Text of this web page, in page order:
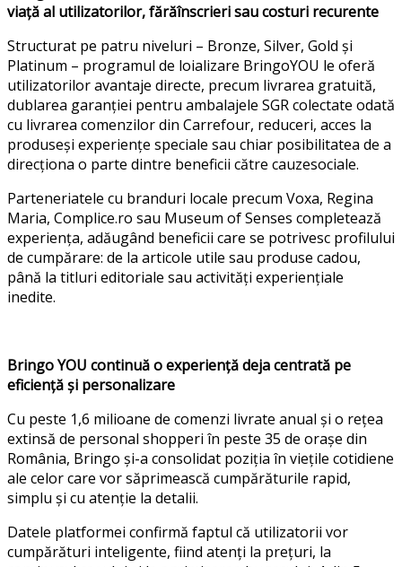
viațăal utilizatorilor,fărăînscrierisaucosturi recurente
Structurat pe patru niveluri – Bronze, Silver, Gold și
Platinum – programul de loializare BringoYOU le oferă
utilizatoriloravantaje directe, precum livrarea gratuită,
dublarea garanției pentru ambalajele SGRcolectate odată
cu livrarea comenzilordin Carrefour, reduceri, acces la
produseși experiențe speciale sau chiar posibilitatea de a
direcționa o parte dintre beneficii către cauzesociale.
Parteneriatele cu branduri locale precum Voxa, Regina
Maria, Complice.ro sau Museum of Senses completează
experiența, adăugând beneficii care se potrivesc profilului
de cumpărare: de la articole utile sau produse cadou,
până la titluri editoriale sau activități experiențiale
inedite.
BringoYOU continuăoexperiențădejacentrată pe
eficiențăși personalizare
Cu peste 1,6 milioane de comenzi livrate anual și o rețea
extinsă de personal shopperi în peste 35 de orașe din
România, Bringo și-a consolidat poziția în viețile cotidiene
ale celorcare vorsăprimească cumpărăturile rapid,
simplu și cu atenție la detalii.
Datele platformei confirmă faptul că utilizatorii vor
cumpărături inteligente, fiind atenți la prețuri, la